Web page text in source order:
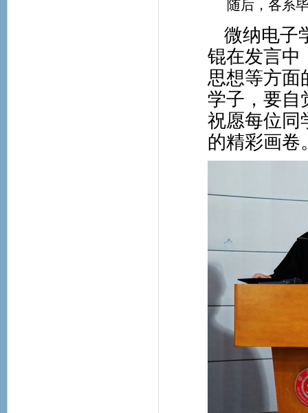
随后，各系
微纳电子
锟在发言中
思想等方面
学子，要自
祝愿每位同
的精彩画卷